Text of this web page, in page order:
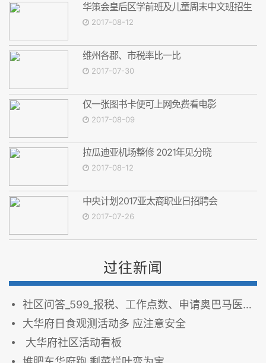
华策会皇后区学前班及儿童周末中文班招生
2017-08-12
维州各郡、市税率比一比
2017-07-30
仅一张图书卡便可上网免费看电影
2017-08-09
拉瓜迪亚机场整修 2021年见分晓
2017-08-12
中央计划2017亚太裔职业日招聘会
2017-07-26
过往新闻
社区问答_599_报税、工作点数、申请奥巴马医保收入要求
大华府日食观测活动多 应注意安全
大华府社区活动看板